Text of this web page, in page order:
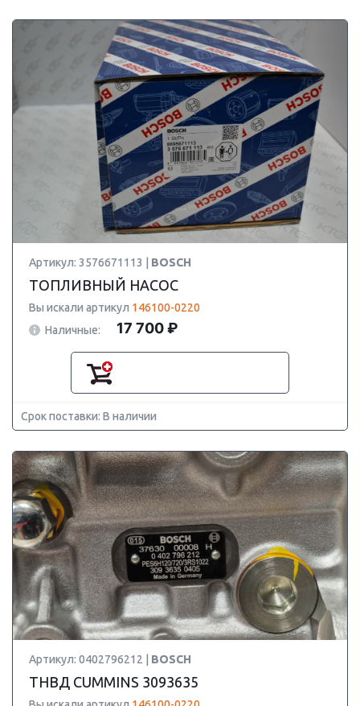
Артикул: 3576671113 | BOSCH
ТОПЛИВНЫЙ НАСОС
Вы искали артикул 146100-0220
Наличные:
17 700 ₽
Срок поставки: В наличии
Артикул: 0402796212 | BOSCH
ТНВД CUMMINS 3093635